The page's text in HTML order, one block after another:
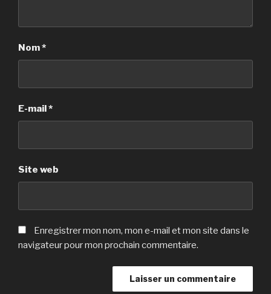
Nom*
E-mail*
Site web
Enregistrer mon nom, mon e-mail et mon site dans le
navigateur pour mon prochain commentaire.